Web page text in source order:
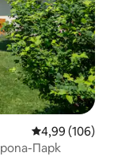
Средна
4,99 (106)
Европа-Парк